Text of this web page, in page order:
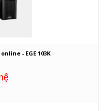
- EGE 103K